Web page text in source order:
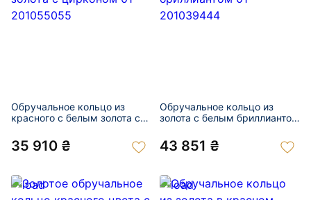
Обручальное кольцо из
красного с белым золота с
35 910 ₴
Обручальное кольцо из
золота с белым бриллиантом
43 851 ₴